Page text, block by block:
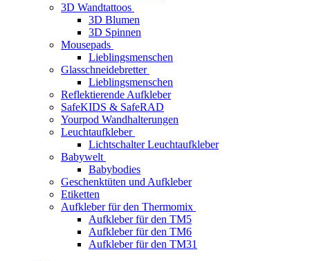
3D Wandtattoos
3D Blumen
3D Spinnen
Mousepads
Lieblingsmenschen
Glasschneidebretter
Lieblingsmenschen
Reflektierende Aufkleber
SafeKIDS & SafeRAD
Yourpod Wandhalterungen
Leuchtaufkleber
Lichtschalter Leuchtaufkleber
Babywelt
Babybodies
Geschenktüten und Aufkleber
Etiketten
Aufkleber für den Thermomix
Aufkleber für den TM5
Aufkleber für den TM6
Aufkleber für den TM31